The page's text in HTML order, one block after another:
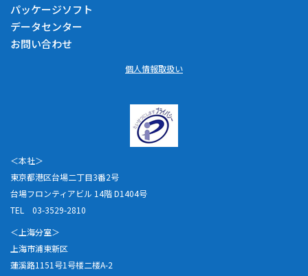
パッケージソフト
データセンター
お問い合わせ
個人情報取扱い
＜本社＞
東京都港区台場二丁目3番2号
台場フロンティアビル 14階 D1404号
TEL 03-3529-2810
＜上海分室＞
上海市浦東新区
蓮溪路1151号1号楼二楼A-2